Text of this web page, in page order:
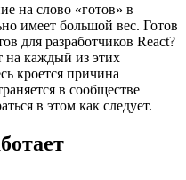
на слово «готов» в
имеет большой вес. Готов
для разработчиков React?
на каждый из этих
кроется причина
в сообществе
в этом как следует.